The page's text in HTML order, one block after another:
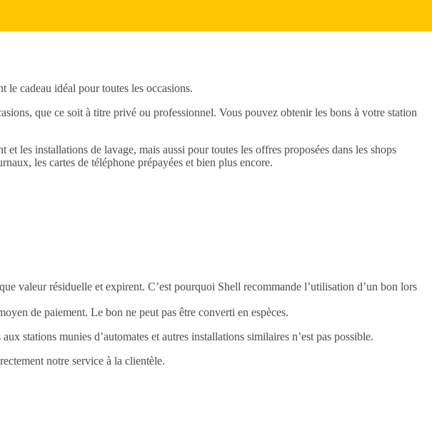
le cadeau idéal pour toutes les occasions.
que ce soit à titre privé ou professionnel. Vous pouvez obtenir les bons à votre station
les installations de lavage, mais aussi pour toutes les offres proposées dans les shops
les cartes de téléphone prépayées et bien plus encore.
valeur résiduelle et expirent. C’est pourquoi Shell recommande l’utilisation d’un bon lors
de paiement. Le bon ne peut pas être converti en espèces.
stations munies d’automates et autres installations similaires n’est pas possible.
notre service à la clientèle.